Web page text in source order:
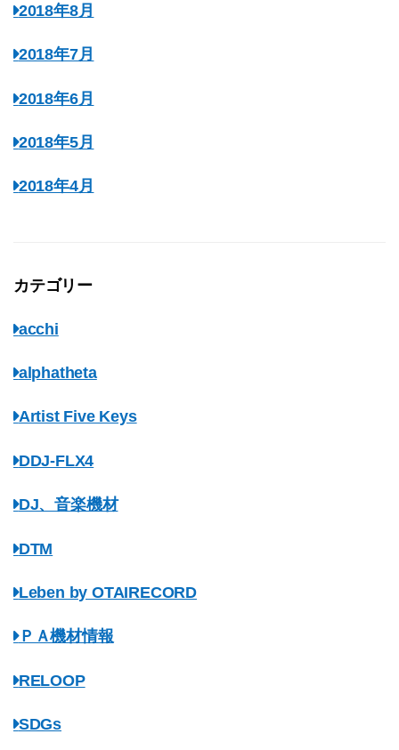
2018年8月
2018年7月
2018年6月
2018年5月
2018年4月
カテゴリー
acchi
alphatheta
Artist Five Keys
DDJ-FLX4
DJ、音楽機材
DTM
Leben by OTAIRECORD
ＰＡ機材情報
RELOOP
SDGs